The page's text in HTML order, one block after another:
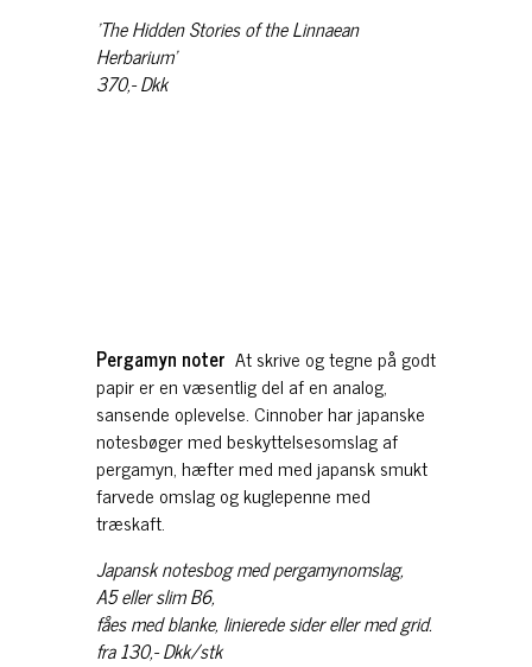
’The Hidden Stories of the Linnaean
Herbarium’
370,- Dkk
Pergamyn noter At skrive og tegne på godt
papir er en væsentlig del af en analog,
sansende oplevelse. Cinnober har japanske
notesbøger med beskyttelsesomslag af
pergamyn, hæfter med med japansk smukt
farvede omslag og kuglepenne med
træskaft.
Japansk notesbog med pergamynomslag,
A5 eller slim B6,
fåes med blanke, linierede sider eller med grid.
fra 130,- Dkk/stk